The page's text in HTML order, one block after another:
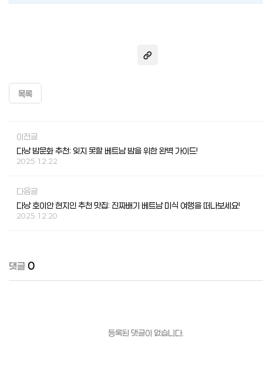
목록
이전글
다낭 밤문화 추천: 잊지 못할 베트남 밤을 위한 완벽 가이드!
2025.12.22
다음글
다낭 호이안 현지인 추천 맛집: 진짜배기 베트남 미식 여행을 떠나보세요!
2025.12.20
댓글 0
등록된 댓글이 없습니다.